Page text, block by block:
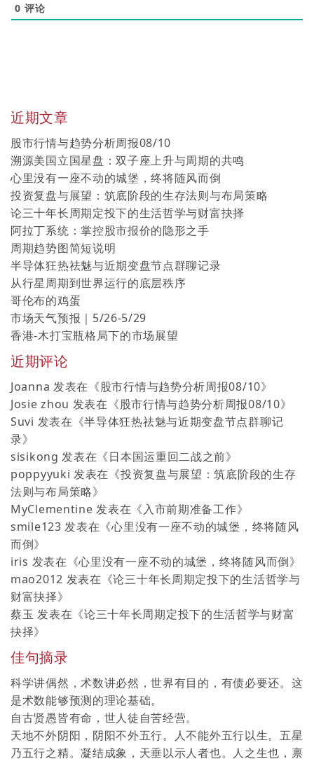
0 评论
近期文章
股市行情与趋势分析周报08/10
溯源美国立国星盘：双子座上升与周期的共鸣
心里没有一座不动的城堡，终将随风而倒
投资复盘与展望：筑底阶段的生存法则与布局策略
论三十年长周期定投下的生活哲学与财富抉择
阿拉丁系统：掌控股市报价的隐形之手
周期趋势图简短说明
半导体狂热祛魅与近期变盘节点群聊记录
从行星周期到世界运行的底层秩序
哥伦布的鸡蛋
市场天气预报｜5/26-5/29
香港-木打宝瓶格局下的市场展望
近期评论
Joanna 发表在《股市行情与趋势分析周报08/10》
Josie zhou 发表在《股市行情与趋势分析周报08/10》
Suvi 发表在《半导体狂热祛魅与近期变盘节点群聊记
录》
sisikong 发表在《日本国运重回二战之前》
poppyyuki 发表在《投资复盘与展望：筑底阶段的生存
法则与布局策略》
MyClementine 发表在《入市前期准备工作》
smile123 发表在《心里没有一座不动的城堡，终将随风
而倒》
iris 发表在《心里没有一座不动的城堡，终将随风而倒》
mao2012 发表在《论三十年长周期定投下的生活哲学与
财富抉择》
蔡玉 发表在《论三十年长周期定投下的生活哲学与财富
抉择》
佳句摘录
科学讲偶然，术数讲必然，世界有目的，有债必要还。这
是术数能够预测的理论基础。
自古贤愚皆有命，世人徒自苦经营。
天地不外阴阳，阴阳不外五行。人不能外五行以生。五星
乃五行之精。凝结成象，天垂以示人者也。人之生也，禀